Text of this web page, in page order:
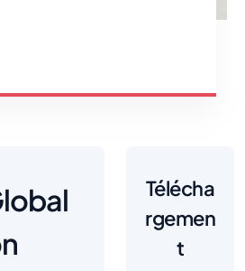
Télécha
rgemen
t